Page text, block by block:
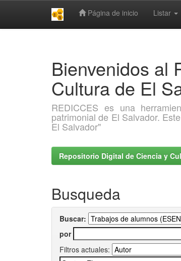
Página de inicio Listar
Bienvenidos al
Cultura de El
REDICCES es una
patrimonial de El Salvador.
El Salvador"
Repositorio Digital de Ciencia y
Busqueda
Buscar:
por
Filtros actuales: